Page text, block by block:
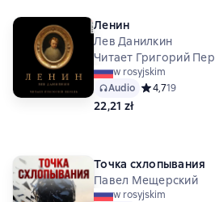
Ленин
Лев Данилкин
Читает Григорий
w rosyjskim
Audio Средний
4,719
22,21 zł
Точка схлопывания
Павел Мещерский
w rosyjskim